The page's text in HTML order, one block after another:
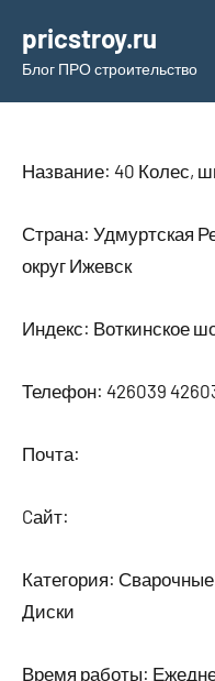
содержимому
pricstroy.ru
Блог ПРО строительство
Название: 40 Колес,
Страна: Удмуртская
округ Ижевск
Индекс: Воткинское
Телефон: 426039
Почта:
Cайт:
Категория:
Диски
Время работы: